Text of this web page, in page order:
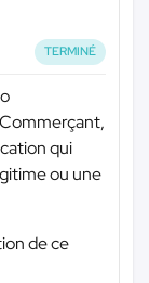
TERMINÉ
qui
ou une
de ce